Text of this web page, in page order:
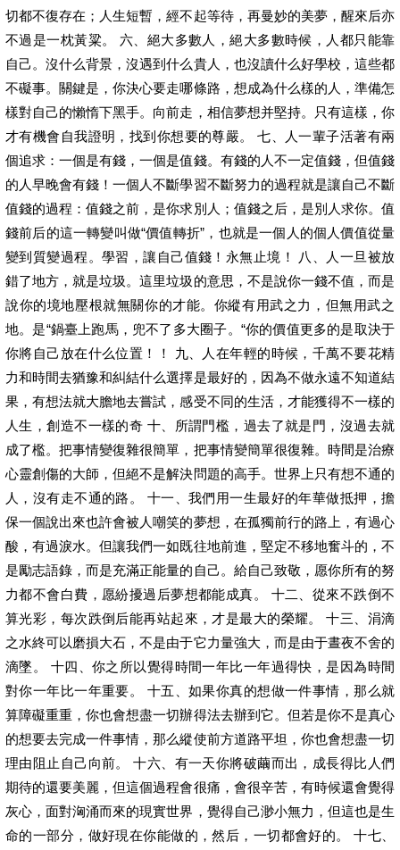
切都不復存在；人生短暫，經不起等待，再曼妙的美夢，醒來后亦
不過是一枕黃粱。 六、絕大多數人，絕大多數時候，人都只能靠
自己。沒什么背景，沒遇到什么貴人，也沒讀什么好學校，這些都
不礙事。關鍵是，你決心要走哪條路，想成為什么樣的人，準備怎
樣對自己的懶惰下黑手。向前走，相信夢想并堅持。只有這樣，你
才有機會自我證明，找到你想要的尊嚴。 七、人一輩子活著有兩
個追求：一個是有錢，一個是值錢。有錢的人不一定值錢，但值錢
的人早晚會有錢！一個人不斷學習不斷努力的過程就是讓自己不斷
值錢的過程：值錢之前，是你求別人；值錢之后，是別人求你。值
錢前后的這一轉變叫做“價值轉折”，也就是一個人的個人價值從量
變到質變過程。學習，讓自己值錢！永無止境！ 八、人一旦被放
錯了地方，就是垃圾。這里垃圾的意思，不是說你一錢不值，而是
說你的境地壓根就無關你的才能。你縱有用武之力，但無用武之
地。是“鍋臺上跑馬，兜不了多大圈子。“你的價值更多的是取決于
你將自己放在什么位置！！ 九、人在年輕的時候，千萬不要花精
力和時間去猶豫和糾結什么選擇是最好的，因為不做永遠不知道結
果，有想法就大膽地去嘗試，感受不同的生活，才能獲得不一樣的
人生，創造不一樣的奇 十、所謂門檻，過去了就是門，沒過去就
成了檻。把事情變復雜很簡單，把事情變簡單很復雜。時間是治療
心靈創傷的大師，但絕不是解決問題的高手。世界上只有想不通的
人，沒有走不通的路。 十一、我們用一生最好的年華做抵押，擔
保一個說出來也許會被人嘲笑的夢想，在孤獨前行的路上，有過心
酸，有過淚水。但讓我們一如既往地前進，堅定不移地奮斗的，不
是勵志語錄，而是充滿正能量的自己。給自己致敬，愿你所有的努
力都不會白費，愿紛擾過后夢想都能成真。 十二、從來不跌倒不
算光彩，每次跌倒后能再站起來，才是最大的榮耀。 十三、涓滴
之水終可以磨損大石，不是由于它力量強大，而是由于晝夜不舍的
滴墜。 十四、你之所以覺得時間一年比一年過得快，是因為時間
對你一年比一年重要。 十五、如果你真的想做一件事情，那么就
算障礙重重，你也會想盡一切辦得法去辦到它。但若是你不是真心
的想要去完成一件事情，那么縱使前方道路平坦，你也會想盡一切
理由阻止自己向前。 十六、有一天你將破繭而出，成長得比人們
期待的還要美麗，但這個過程會很痛，會很辛苦，有時候還會覺得
灰心，面對洶涌而來的現實世界，覺得自己渺小無力，但這也是生
命的一部分，做好現在你能做的，然后，一切都會好的。 十七、